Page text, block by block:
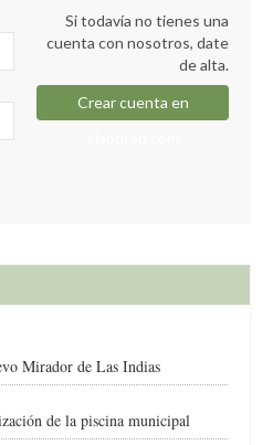
Si todavía no tienes una
cuenta con nosotros, date
de alta.
Crear cuenta en
Mirador de Las Indias
de la piscina municipal